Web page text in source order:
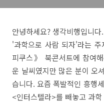
안녕하세요? 생각비행입니
'과학으로 사람 되자'라는
피쿠스》 북콘서트에 참여
운 날씨였지만 많은 분이 오
습니다. 요즘 폭발적인 흥행
<인터스텔라>를 빼놓고 과